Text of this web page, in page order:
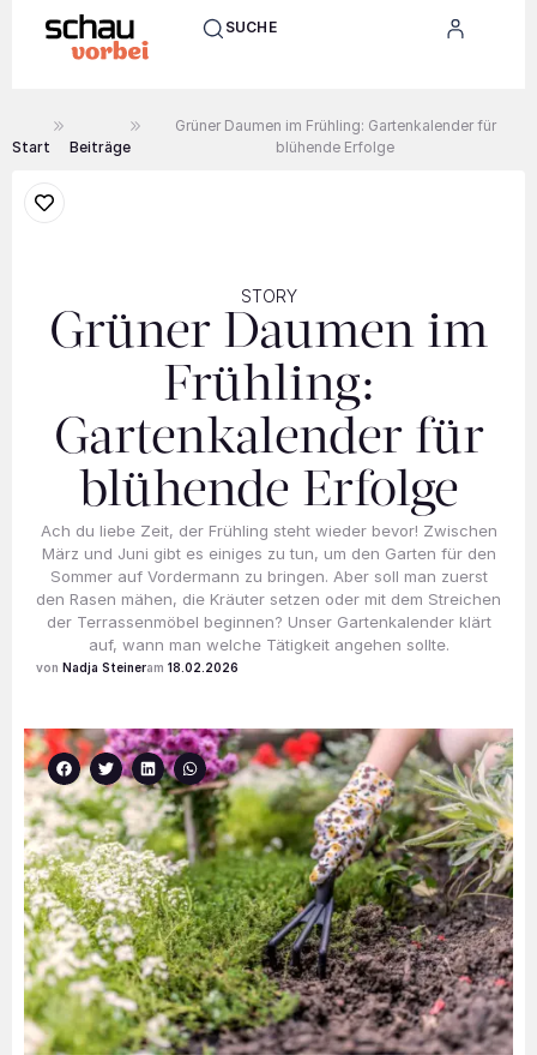
SUCHE
Start Beiträge
Grüner Daumen im Frühling: Gartenkalender für
blühende Erfolge
STORY
Grüner Daumen im
Frühling:
Gartenkalender für
blühende Erfolge
Ach du liebe Zeit, der Frühling steht wieder bevor! Zwischen
März und Juni gibt es einiges zu tun, um den Garten für den
Sommer auf Vordermann zu bringen. Aber soll man zuerst
den Rasen mähen, die Kräuter setzen oder mit dem Streichen
der Terrassenmöbel beginnen? Unser Gartenkalender klärt
auf, wann man welche Tätigkeit angehen sollte.
Nadja Steiner 18.02.2026